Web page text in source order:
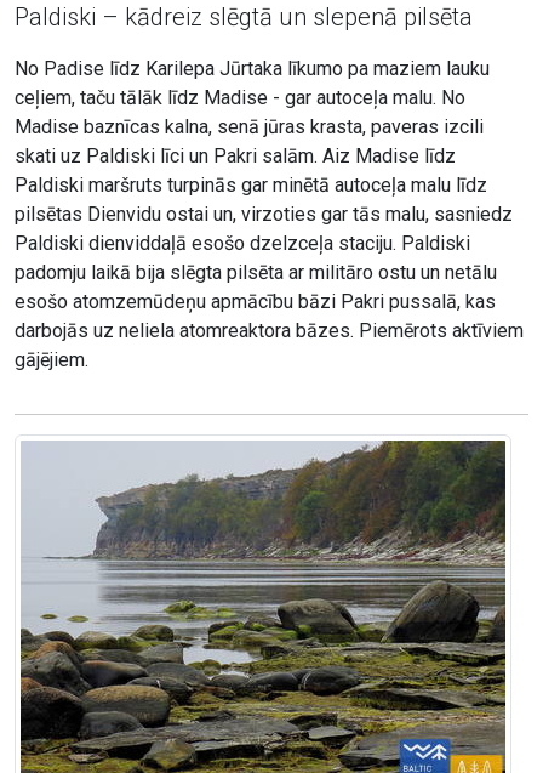
Paldiski – kādreiz slēgtā un slepenā pilsēta
No Padise līdz Karilepa Jūrtaka līkumo pa maziem lauku
ceļiem, taču tālāk līdz Madise - gar autoceļa malu. No
Madise baznīcas kalna, senā jūras krasta, paveras izcili
skati uz Paldiski līci un Pakri salām. Aiz Madise līdz
Paldiski maršruts turpinās gar minētā autoceļa malu līdz
pilsētas Dienvidu ostai un, virzoties gar tās malu, sasniedz
Paldiski dienviddaļā esošo dzelzceļa staciju. Paldiski
padomju laikā bija slēgta pilsēta ar militāro ostu un netālu
esošo atomzemūdeņu apmācību bāzi Pakri pussalā, kas
darbojās uz neliela atomreaktora bāzes. Piemērots aktīviem
gājējiem.